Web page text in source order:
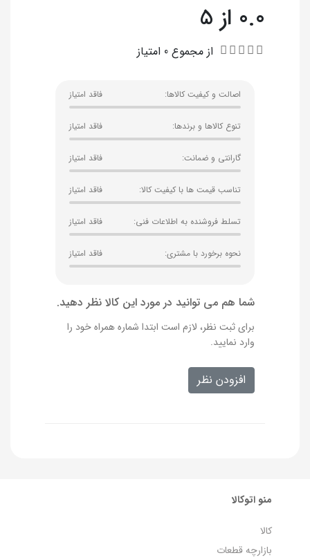
0.0 از 5
از مجموع 0 امتیاز
اصالت و کیفیت کالاها: فاقد امتیاز
تنوع کالاها و برندها: فاقد امتیاز
گارانتی و ضمانت: فاقد امتیاز
تناسب قیمت ها با کیفیت کالا: فاقد امتیاز
تسلط فروشنده به اطلاعات فنی: فاقد امتیاز
نحوه برخورد با مشتری: فاقد امتیاز
شما هم می‌ توانید در مورد این کالا نظر دهید.
برای ثبت نظر، لازم است ابتدا شماره همراه خود را
وارد نمایید.
افزودن نظر
منو اتوکالا
کالا
بازارچه قطعات